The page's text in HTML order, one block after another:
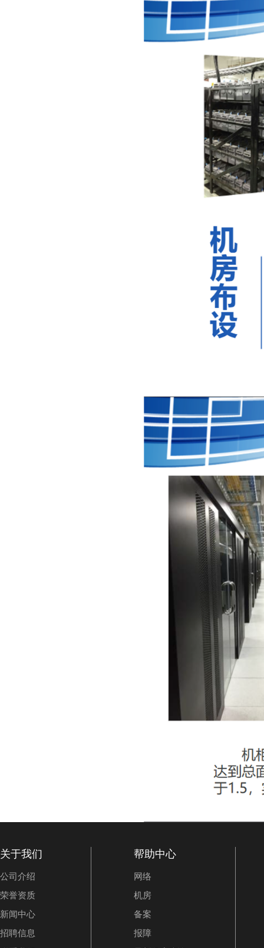
关于我们
公司介绍
荣誉资质
新闻中心
招聘信息
帮助中心
网络
机房
备案
报障